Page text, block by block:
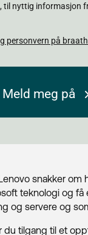
til nyttig informasjon
personvern på
Meld meg på
snakker om
teknologi og få
og servere og
du tilgang til et